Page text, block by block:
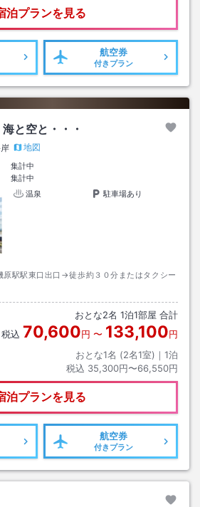
泊プランを見る
航空券
付きプラン
と空と・・・
地図
集計中
集計中
温泉
駐車場あり
原駅駅東口出口→徒歩約３０分またはタクシー
おとな2名 1泊1部屋 合計
税込 70,600円 〜 133,100円
おとな1名 (2名1室)｜ 1泊
税込 35,300円〜66,550円
泊プランを見る
航空券
付きプラン